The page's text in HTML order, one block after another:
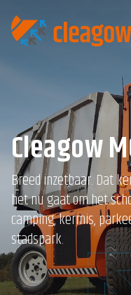
Cleagow
Breed inzetbaar. Dat
het nu gaat om het
camping, kermis,
stadspark.